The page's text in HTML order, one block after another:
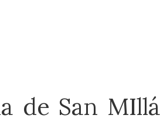
de San